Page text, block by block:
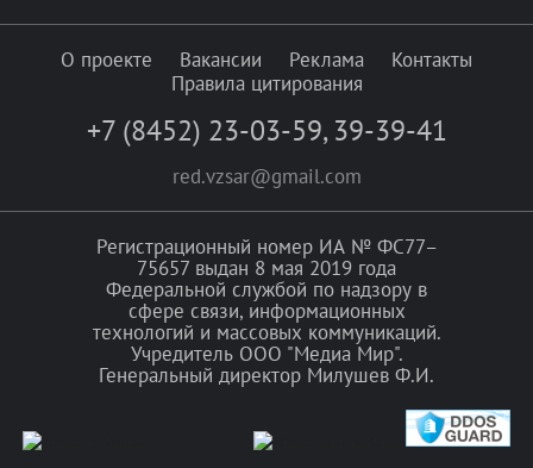
О проекте Вакансии Реклама
Контакты
Правила цитирования
+7 (8452) 23-03-59, 39-39-41
red.vzsar@gmail.com
Регистрационный номер ИА № ФС77–
75657 выдан 8 мая 2019 года
Федеральной службой по надзору в
сфере связи, информационных
технологий и массовых коммуникаций.
Учредитель ООО "Медиа Мир".
Генеральный директор Милушев Ф.И.